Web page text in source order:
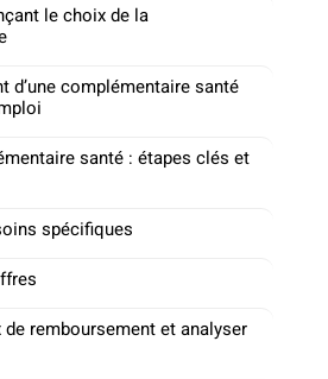
le choix de la
d’une complémentaire santé
santé : étapes clés et
spécifiques
remboursement et analyser